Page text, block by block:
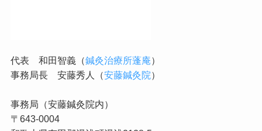
代表 和田智義（鍼灸治療所蓬庵）
事務局長 安藤秀人（安藤鍼灸院）
事務局（安藤鍼灸院内）
〒643-0004